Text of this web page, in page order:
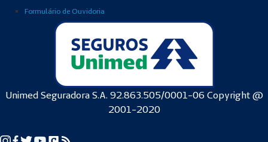
Formulário de Ouvidoria
Unimed Seguradora S.A. 92.863.505/0001-06 Copyright @
2001-2020